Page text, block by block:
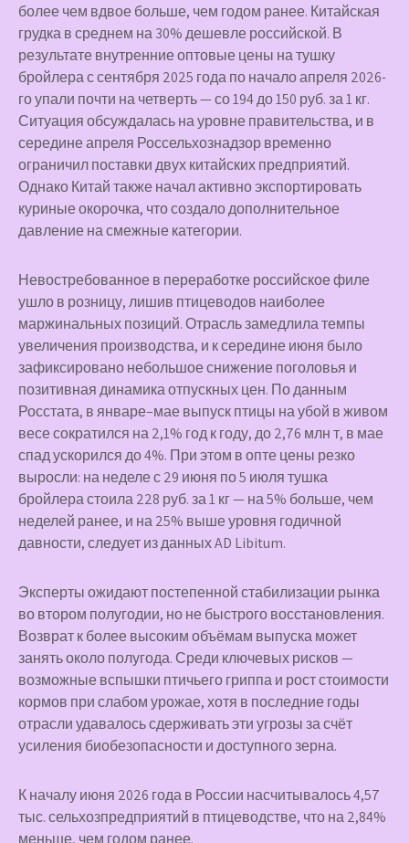
более чем вдвое больше, чем годом ранее. Китайская
грудка в среднем на 30% дешевле российской. В
результате внутренние оптовые цены на тушку
бройлера с сентября 2025 года по начало апреля 2026-
го упали почти на четверть — со 194 до 150 руб. за 1 кг.
Ситуация обсуждалась на уровне правительства, и в
середине апреля Россельхознадзор временно
ограничил поставки двух китайских предприятий.
Однако Китай также начал активно экспортировать
куриные окорочка, что создало дополнительное
давление на смежные категории.
Невостребованное в переработке российское филе
ушло в розницу, лишив птицеводов наиболее
маржинальных позиций. Отрасль замедлила темпы
увеличения производства, и к середине июня было
зафиксировано небольшое снижение поголовья и
позитивная динамика отпускных цен. По данным
Росстата, в январе–мае выпуск птицы на убой в живом
весе сократился на 2,1% год к году, до 2,76 млн т, в мае
спад ускорился до 4%. При этом в опте цены резко
выросли: на неделе с 29 июня по 5 июля тушка
бройлера стоила 228 руб. за 1 кг — на 5% больше, чем
неделей ранее, и на 25% выше уровня годичной
давности, следует из данных AD Libitum.
Эксперты ожидают постепенной стабилизации рынка
во втором полугодии, но не быстрого восстановления.
Возврат к более высоким объёмам выпуска может
занять около полугода. Среди ключевых рисков —
возможные вспышки птичьего гриппа и рост стоимости
кормов при слабом урожае, хотя в последние годы
отрасли удавалось сдерживать эти угрозы за счёт
усиления биобезопасности и доступного зерна.
К началу июня 2026 года в России насчитывалось 4,57
тыс. сельхозпредприятий в птицеводстве, что на 2,84%
меньше, чем годом ранее.